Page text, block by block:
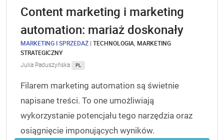
Content marketing i marketing
automation: mariaż doskonały
MARKETING I SPRZEDAŻ | TECHNOLOGIA, MARKETING
STRATEGICZNY
Julia Paduszyńska PL
Filarem marketing automation są świetnie
napisane treści. To one umożliwiają
wykorzystanie potencjału tego narzędzia oraz
osiągnięcie imponujących wyników.